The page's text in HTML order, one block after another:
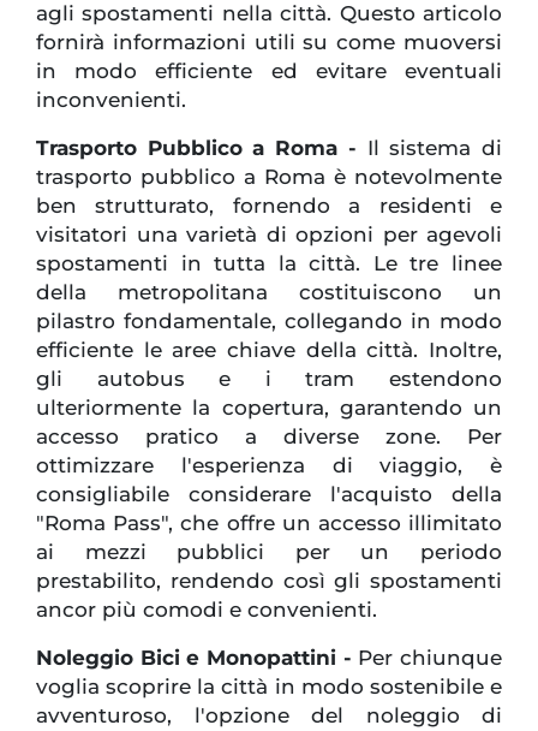
agli spostamenti nella città. Questo articolo
fornirà informazioni utili su come muoversi
in modo efficiente ed evitare eventuali
inconvenienti.
Trasporto Pubblico a Roma - Il sistema di
trasporto pubblico a Roma è notevolmente
ben strutturato, fornendo a residenti e
visitatori una varietà di opzioni per agevoli
spostamenti in tutta la città. Le tre linee
della metropolitana costituiscono un
pilastro fondamentale, collegando in modo
efficiente le aree chiave della città. Inoltre,
gli autobus e i tram estendono
ulteriormente la copertura, garantendo un
accesso pratico a diverse zone. Per
ottimizzare l'esperienza di viaggio, è
consigliabile considerare l'acquisto della
"Roma Pass", che offre un accesso illimitato
ai mezzi pubblici per un periodo
prestabilito, rendendo così gli spostamenti
ancor più comodi e convenienti.
Noleggio Bici e Monopattini - Per chiunque
voglia scoprire la città in modo sostenibile e
avventuroso, l'opzione del noleggio di